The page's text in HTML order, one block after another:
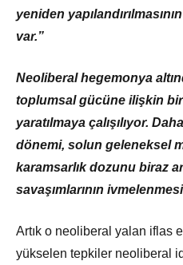
yeniden
var.”
Neoliberal hegemonya
toplumsal gücüne ilişkin
yaratılmaya çalışılıyor.
dönemi, solun geleneksel
karamsarlık dozunu biraz
savaşımlarının
Artık o neoliberal yalan iflas
yükselen tepkiler neoliberal